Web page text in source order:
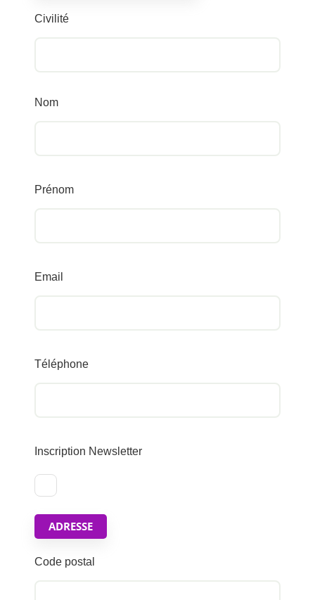
Civilité
Nom
Prénom
Email
Téléphone
Inscription Newsletter
ADRESSE
Code postal